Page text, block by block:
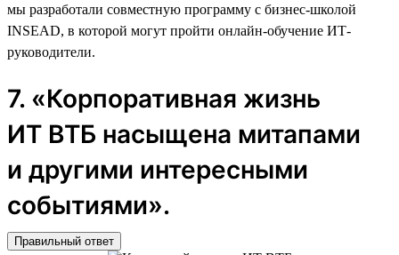
мы разработали совместную программу с бизнес-школой
INSEAD, в которой могут пройти онлайн-обучение ИТ-
руководители.
7. «Корпоративная жизнь
ИТ ВТБ насыщена митапами
и другими интересными
событиями».
Правильный ответ